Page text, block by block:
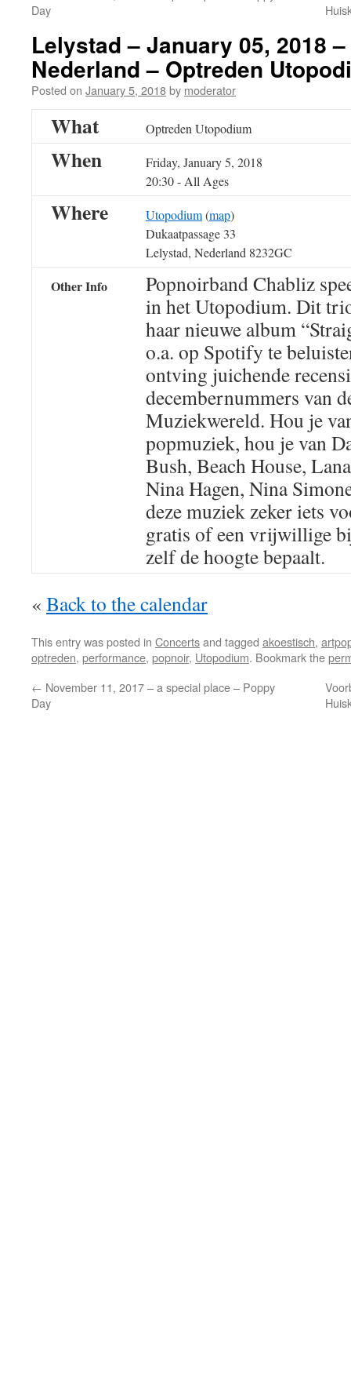
Day
Lelystad – January 05, 2018
Nederland – Optreden
Posted on January 5, 2018by moderator
What Optreden Utopodium
When
Friday, January 5, 2018
20:30- All Ages
Where Utopodium(map)
Dukaatpassage 33
Lelystad, Nederland 8232GC
Other Info
Popnoirband Chabliz
in het Utopodium. Dit
haar nieuwe album
o.a. op Spotify te
ontving juichende
decembernummers van
Muziekwereld. Hou je
popmuziek, hou je van
Bush, Beach House,
Nina Hagen, Nina
deze muziek zeker iets
gratis of een vrijwillige
zelf de hoogte bepaalt.
« Back to the calendar
This entry was posted in Concertsand tagged akoestisch,
optreden, performance, popnoir, Utopodium. Bookmark the
← November 11, 2017 – a special place – Poppy
Day